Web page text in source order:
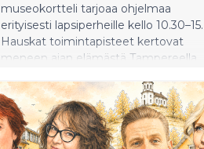
museokortteli tarjoaa ohjelmaa
erityisesti lapsiperheille kello 10.30–15.
Hauskat toimintapisteet kertovat
meneen ajan elämästä Tampereella.
testaamaan pyykinpesutaitoja
pyykkilaudoilla, kokeilemaan
kudontaa kangaspuilla sekä
leikkimään vanhoja pihaleikkejä.